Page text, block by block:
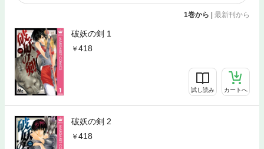
1巻から 最新刊から
破妖の剣 1
418
試し読み カートへ
破妖の剣 2
418